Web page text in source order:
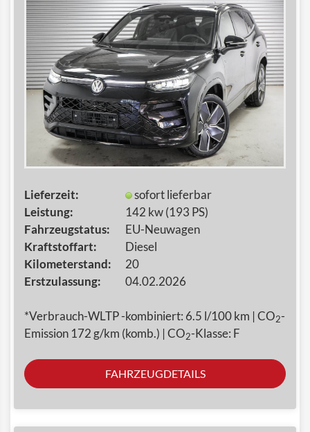
Lieferzeit:
Leistung:
Fahrzeugstatus:
Kraftstoffart:
Kilometerstand:
Erstzulassung:
sofort lieferbar
142 kw (193 PS)
EU-Neuwagen
Diesel
20
04.02.2026
*Verbrauch-WLTP -kombiniert: 6.5 l/100 km | CO2-
Emission 172 g/km (komb.) | CO2-Klasse: F
FAHRZEUGDETAILS